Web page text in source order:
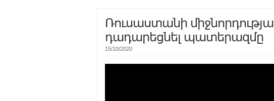
Ռուսաստանի
դադարեցնել պատերազմը
15/10/2020